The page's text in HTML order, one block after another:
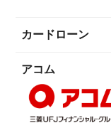
カードローン
アコム